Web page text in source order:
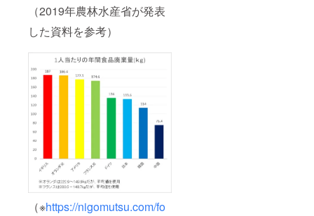
（2019年農林水産省が発表
した資料を参考）
（※https://nigomutsu.com/fo